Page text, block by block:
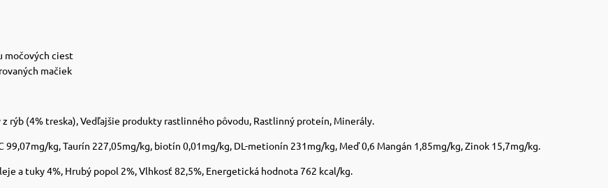
močových ciest
mačiek
rýb (4% treska), Vedľajšie produkty rastlinného pôvodu, Rastlinný proteín, Minerály.
kg, Taurín 227,05mg/kg, biotín 0,01mg/kg, DL-metionín 231mg/kg, Meď 0,6 Mangán 1,85mg/kg, Zinok 15,7mg/kg.
a tuky 4%, Hrubý popol 2%, Vlhkosť 82,5%, Energetická hodnota 762 kcal/kg.